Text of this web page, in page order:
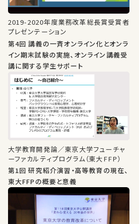
2019-2020年度業務改革総長賞受賞者
プレゼンテーション
第4回 講義の一斉オンライン化とオンラ
イン期末試験の実施、オンライン講義受
講に関する学生サポート
大学教育開発論／東京大学フューチャ
ーファカルティプログラム（東大FFP）
第1回 研究紹介演習・高等教育の現在、
東大FFPの概要と意義